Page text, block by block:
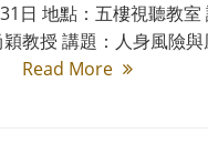
日 地點：五樓視聽教室
教授 講題：人身風險
Read More